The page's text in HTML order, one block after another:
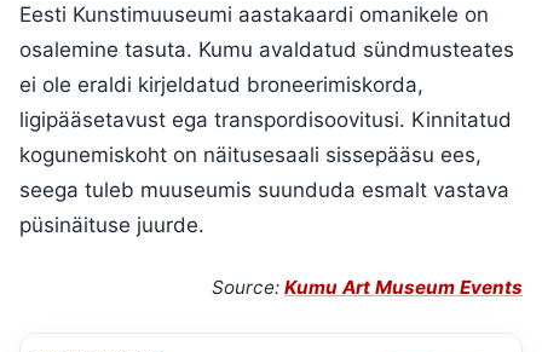
Eesti Kunstimuuseumi aastakaardi omanikele on
osalemine tasuta. Kumu avaldatud sündmusteates
ei ole eraldi kirjeldatud broneerimiskorda,
ligipääsetavust ega transpordisoovitusi. Kinnitatud
kogunemiskoht on näitusesaali sissepääsu ees,
seega tuleb muuseumis suunduda esmalt vastava
püsinäituse juurde.
Source: Kumu Art Museum Events